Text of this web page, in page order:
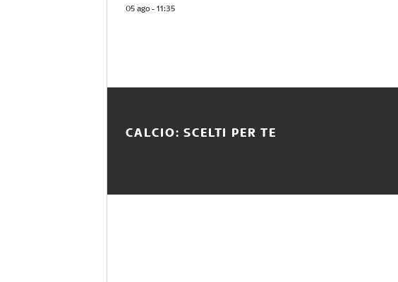
05 ago - 11:35
CALCIO: SCELTI PER TE